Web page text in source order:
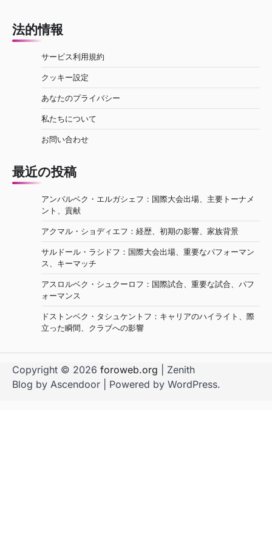
法的情報
サービス利用規約
クッキー設定
あなたのプライバシー
私たちについて
お問い合わせ
最近の投稿
アンバルベク・エルガシェフ：国際大会出場、主要トーナメ
ント、貢献
アクマル・ショディエフ：経歴、初期の影響、家族背景
サルドール・ラシドフ：国際大会出場、重要なパフォーマン
ス、キーマッチ
アスロルベク・シュクーロフ：国際試合、重要な試合、パフ
ォーマンス
ドストンベク・タシュケントフ：キャリアのハイライト、際
立った瞬間、クラブへの影響
Copyright © 2026 foroweb.org | Zenith
Blog by Ascendoor | Powered by WordPress.